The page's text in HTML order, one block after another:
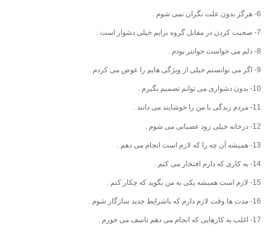
6- هرگز بدون علت نگران نمی شوم .
7- صحبت کردن در مقابل گروه برایم خیلی دشوار است .
8- دلم می خواست جوانتر بودم .
9- اگر می توانستم خیلی از ویژگی هایم را عوض می کردم .
10- بدون دشواری می توانم تصمیم بگیرم .
11- مردم زندگی با من را خوشایند می دانند .
12- درخانه خیلی زود عصبانی می شوم .
13- همیشه آن چه را که لازم است انجام می دهم .
14- به کاری که دارم افتخار می کنم .
15- لازم است همیشه یکی به من بگوید که چکار کنم .
16- مدت ها وقت لازم دارم که باشرایط جدید سازگار شوم .
17- اغلب به کارهایی که انجام می دهم تاسف می خورم .